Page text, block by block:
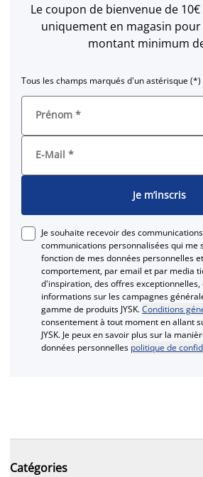
Le coupon de bienvenue de
uniquement en magasin
montant minimum
Tous les champs marqués d'un astérisque
Prénom *
E-Mail *
Je m’inscris
Je souhaite recevoir des
communications personnalisées qui me
fonction de mes données personnelles
comportement, par email et par media
d'inspiration, des offres exceptionnelles,
informations sur les campagnes
gamme de produits JYSK.Conditions
consentement à tout moment en allant
JYSK. Je peux en savoir plus sur la
données personnelles politique de
Catégories